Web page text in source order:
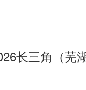
长三角（芜